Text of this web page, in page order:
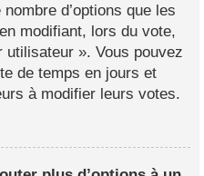
d’options que les
modifiant, lors du vote,
utilisateur ». Vous pouvez
de temps en jours et
à modifier leurs votes.